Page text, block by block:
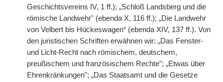
Geschichtsvereins IV, 1 ff.); „Schloß Landsberg und die
römische Landwehr" (ebenda X, 116 ff.); „Die Landwehr
von Velbert bis Hückeswagen“ (ebenda XIV, 137 ff.). Von
den juristischen Schriften erwähnen wir: „Das Fenster-
und Licht-Recht nach römischem, deutschem,
preußischem und französischem Rechte"; „Etwas über
Ehrenkränkungen"; „Das Staatsamt und die Gesetze